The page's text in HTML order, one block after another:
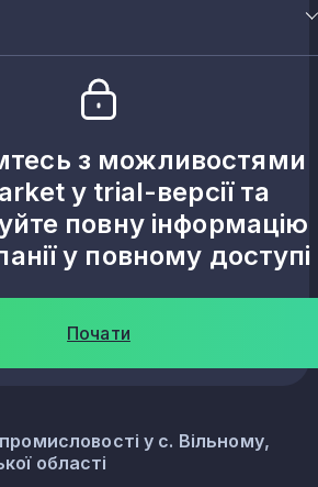
з можливостями
у trial-версії та
повну інформацію
у повному доступі
Почати
у с. Вільному,
області